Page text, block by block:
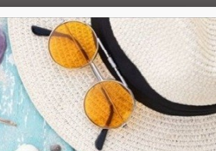
Souhaits